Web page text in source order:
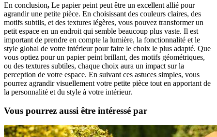
En conclusion, Le papier peint peut être un excellent allié pour
agrandir une petite pièce. En choisissant des couleurs claires, des
motifs subtils, et des textures légères, vous pouvez transformer un
petit espace en un endroit qui semble beaucoup plus vaste. Il est
important de prendre en compte la lumière, la fonctionnalité et le
style global de votre intérieur pour faire le choix le plus adapté. Que
vous optiez pour un papier peint brillant, des motifs géométriques,
ou des textures subtiles, chaque choix aura un impact sur la
perception de votre espace. En suivant ces astuces simples, vous
pourrez agrandir visuellement votre petite pièce tout en apportant de
la personnalité et du style à votre intérieur.
Vous pourrez aussi être intéressé par